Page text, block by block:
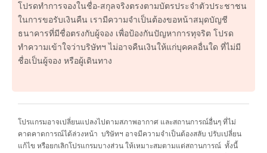
โปรดทำการจองในชื่อ-สกุลจริงตรงตามบัตรประจำตัวประชาชน
ในการขอรับเงินคืน เรามีความจำเป็นต้องขอหน้าสมุดบัญชี
ธนาคารที่มีชื่อตรงกับผู้จอง เพื่อป้องกันปัญหาการทุจริต โปรด
ทำความเข้าใจว่าบริษัทฯ ไม่อาจคืนเงินให้แก่บุคคลอื่นใด ที่ไม่มี
ชื่อเป็นผู้จอง หรือผู้เดินทาง
โปรแกรมอาจเปลี่ยนแปลงไปตามสภาพอากาศ และสถานการณ์อื่นๆ ที่ไม่
คาดคาดการณ์ได้ล่วงหน้า บริษัทฯ อาจมีความจำเป็นต้องสลับ ปรับเปลี่ยน
แก้ไข หรือยกเลิกโปรแกรมบางส่วน ให้เหมาะสมตามแต่สถานการณ์ ทั้งนี้